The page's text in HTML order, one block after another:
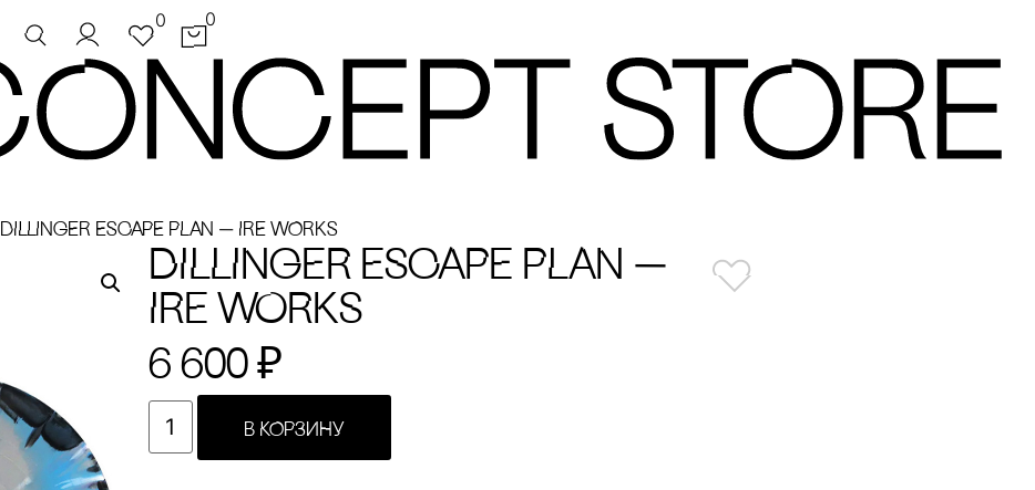
0 0
DILLINGER ESCAPE PLAN — IRE WORKS
DILLINGER ESCAPE PLAN —
IRE WORKS
6 600 ₽
В КОРЗИНУ